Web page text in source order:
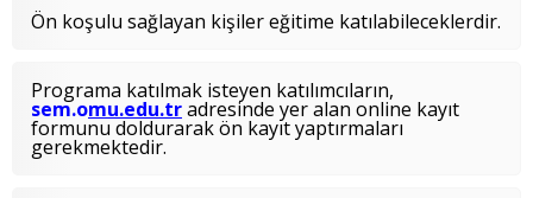
Ön koşulu sağlayan kişiler eğitime katılabileceklerdir.
Programa katılmak isteyen katılımcıların,
sem.omu.edu.tradresinde yer alan online kayıt
formunu doldurarak ön kayıt yaptırmaları
gerekmektedir.